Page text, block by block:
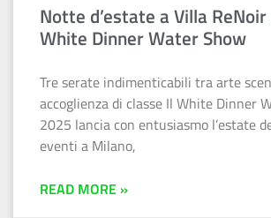
Notte d’estate a Villa
White Dinner Water Show
Tre serate indimenticabili tra arte
accoglienza di classe Il White Dinner
2025 lancia con entusiasmo l’estate
eventi a Milano,
READ MORE »